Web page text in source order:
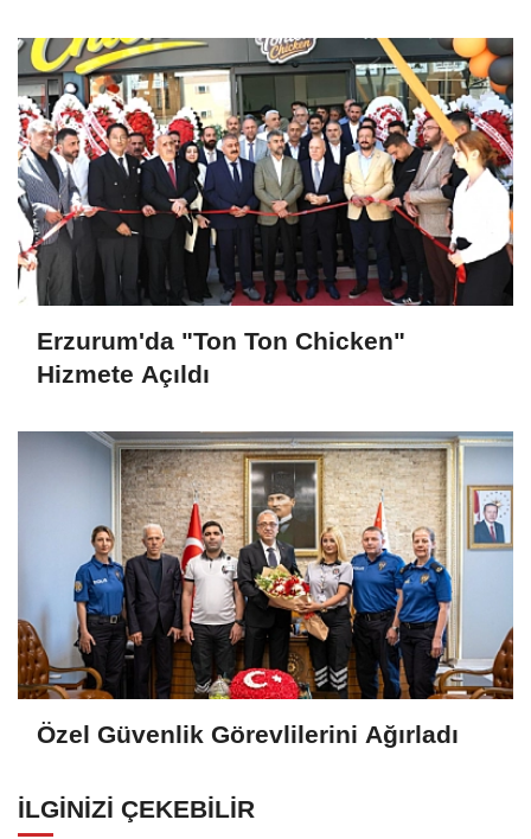
Erzurum'da "Ton Ton Chicken"
Hizmete Açıldı
Özel Güvenlik Görevlilerini Ağırladı
İLGINIZI ÇEKEBILIR